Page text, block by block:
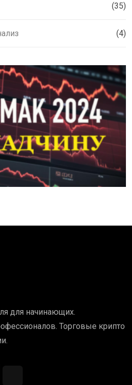
(35)
(4)
для начинающих.
Торговые крипто